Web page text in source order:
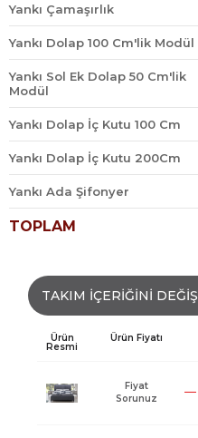
Yankı Çamaşırlık
Yankı Dolap 100 Cm'lik Modül
Yankı Sol Ek Dolap 50 Cm'lik
Modül
Yankı Dolap İç Kutu 100 Cm
Yankı Dolap İç Kutu 200Cm
Yankı Ada Şifonyer
TOPLAM
TAKIM İÇERİĞİNİ
Ürün
Resmi
Ürün Fiyatı
Fiyat
Sorunuz